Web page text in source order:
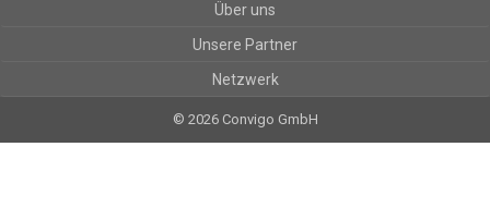
Über uns
Unsere Partner
Netzwerk
© 2026 Convigo GmbH